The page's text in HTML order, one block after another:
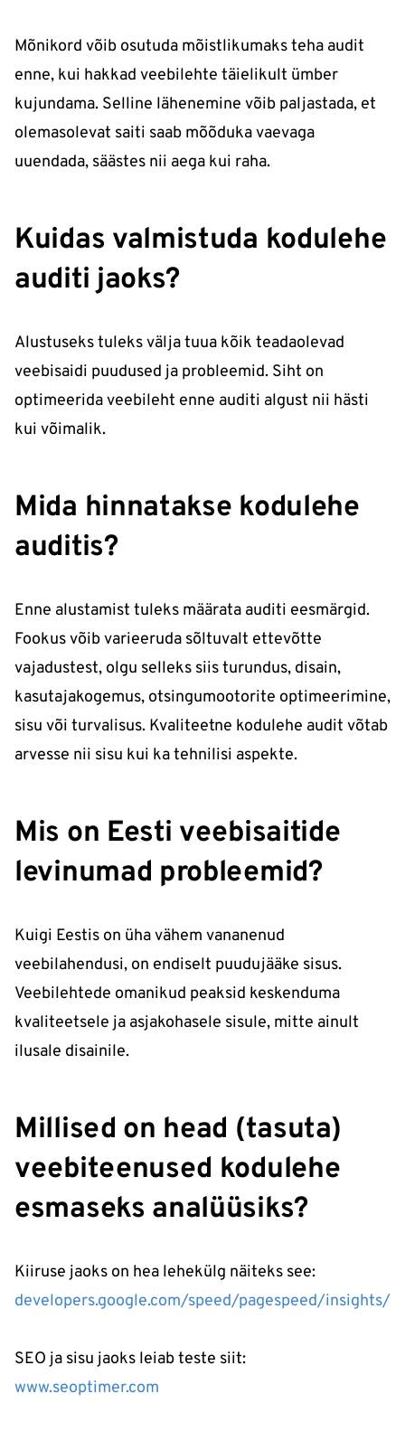
Mõnikord võib osutuda mõistlikumaks teha audit
enne, kui hakkad veebilehte täielikult ümber
kujundama. Selline lähenemine võib paljastada, et
olemasolevat saiti saab mõõduka vaevaga
uuendada, säästes nii aega kui raha.
Kuidas valmistuda kodulehe
auditi jaoks?
Alustuseks tuleks välja tuua kõik teadaolevad
veebisaidi puudused ja probleemid. Siht on
optimeerida veebileht enne auditi algust nii hästi
kui võimalik.
Mida hinnatakse kodulehe
auditis?
Enne alustamist tuleks määrata auditi eesmärgid.
Fookus võib varieeruda sõltuvalt ettevõtte
vajadustest, olgu selleks siis turundus, disain,
kasutajakogemus, otsingumootorite optimeerimine,
sisu või turvalisus. Kvaliteetne kodulehe audit võtab
arvesse nii sisu kui ka tehnilisi aspekte.
Mis on Eesti veebisaitide
levinumad probleemid?
Kuigi Eestis on üha vähem vananenud
veebilahendusi, on endiselt puudujääke sisus.
Veebilehtede omanikud peaksid keskenduma
kvaliteetsele ja asjakohasele sisule, mitte ainult
ilusale disainile.
Millised on head (tasuta)
veebiteenused kodulehe
esmaseks analüüsiks?
Kiiruse jaoks on hea lehekülg näiteks see:
developers.google.com/speed/pagespeed/insights/
SEO ja sisu jaoks leiab teste siit:
www.seoptimer.com